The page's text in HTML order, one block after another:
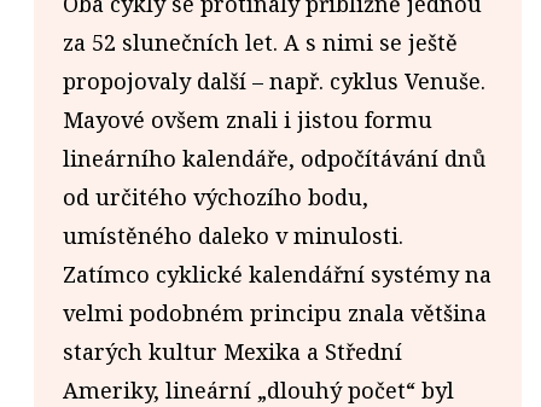
za 52 slunečních let. A s nimi se ještě
propojovaly další – např. cyklus Venuše.
Mayové ovšem znali i jistou formu
lineárního kalendáře, odpočítávání dnů
od určitého výchozího bodu,
umístěného daleko v minulosti.
Zatímco cyklické kalendářní systémy na
velmi podobném principu znala většina
starých kultur Mexika a Střední
Ameriky, lineární „dlouhý počet“ byl